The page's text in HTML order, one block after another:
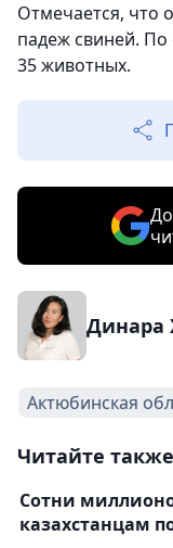
Отмечается, что
падеж свиней.
35 животных.
Динара
Актюбинская
Читайте также
Сотни
казахстанцам